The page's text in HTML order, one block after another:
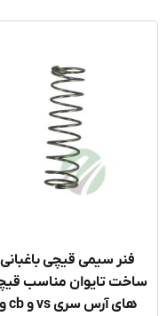
فنر سیمی قیچی باغبانی
تایوان مناسب قیچی
های آرس سری vs و cb و